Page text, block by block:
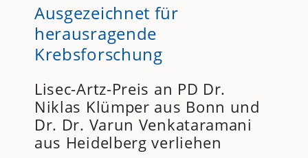
Ausgezeichnet für
herausragende
Krebsforschung
Lisec-Artz-Preis an PD Dr.
Niklas Klümper aus Bonn und
Dr. Dr. Varun Venkataramani
aus Heidelberg verliehen